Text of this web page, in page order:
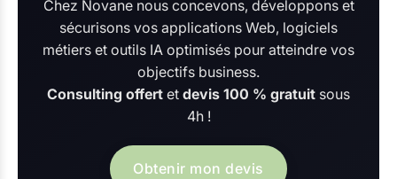
Chez Novane nous concevons, développons et
sécurisons vos applications Web, logiciels
métiers et outils IA optimisés pour atteindre vos
objectifs business.
Consulting offert et devis 100 % gratuit sous
4h !
Obtenir mon devis